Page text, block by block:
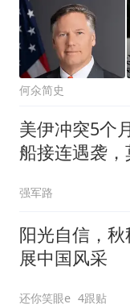
何氽简史
美伊冲突5个
船接连遇袭，
强军路
阳光自信，
展中国风采
还你笑眼e 4跟贴